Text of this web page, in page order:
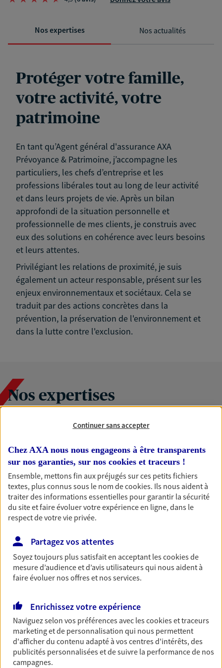
Nos expertises Nos actualités
Protéger votre famille,
votre activité, votre
patrimoine
En tant qu’Agent général d'assurance AXA
Prévoyance & Patrimoine, j’accompagne les
particuliers, les chefs d’entreprise et les
professions libérales tout au long de leur activité
et dans leurs projets de vie. Après un bilan
approfondi de la situation personnelle et
professionnelle de mes clients, je construis avec
eux des solutions en cohérence avec leurs besoins
et leurs attentes.
Privilégiant les relations de proximité, je suis
également un acteur responsable, présent sur les
enjeux environnementaux et sociétaux. Cela se
traduit par des actions concrètes dans la
prévention, la préservation de l'environnement et
dans la lutte contre l'exclusion.
Nos expertises
professionnels et les
entreprises
Comme vous, nous sommes des indépendants. Nous
bâtissons ensemble des solutions cohérentes pour
protéger votre activité, vos collaborateurs... mais aussi
vous-même et votre famille.
Accompagner vos projets de
vie
Achat immobilier, installation, départ à la retraite…
d'assurance et d'épargne. Recevez un conseil d'expert
cohérent avec vos besoins
Vous aider à constituer une
épargne
Continuer sans accepter
Chez AXA nous nous engageons à être transparents
sur nos garanties, sur nos cookies et traceurs !
Ensemble, mettons fin aux préjugés sur ces petits fichiers
textes, plus connus sous le nom decookies. Ils nous aident à
traiter des informations essentielles pour garantir la sécurité
du site et faire évoluer votre expérience en ligne, dans le
respect de votre vie privée.
Partagez vos attentes
Soyez toujours plus satisfait en acceptant lescookiesde
mesure d’audience et d’avis utilisateurs qui nous aident à
faire évoluer nos offres et nos services.
Enrichissez votre expérience
Naviguez selon vos préférences avec lescookies et traceurs
marketing et de personnalisation qui nous permettent
d'afficher du contenu adapté à vos centres d'intérêts, des
publicités personnalisées et de suivre la performance de nos
campagnes.